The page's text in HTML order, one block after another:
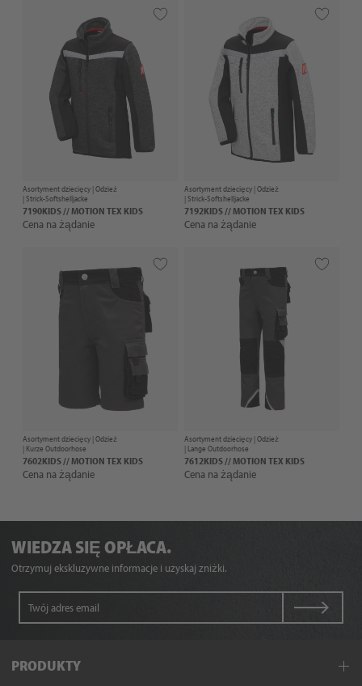
Asortyment dziecięcy |Odzież
| Strick-Softshelljacke
7190KIDS // MOTION TEX KIDS
Cena na żądanie
Asortyment dziecięcy |Odzież
| Strick-Softshelljacke
7192KIDS // MOTION TEX KIDS
Cena na żądanie
Asortyment dziecięcy |Odzież
| Kurze Outdoorhose
7602KIDS // MOTION TEX KIDS
Cena na żądanie
Asortyment dziecięcy |Odzież
| Lange Outdoorhose
7612KIDS // MOTION TEX KIDS
Cena na żądanie
WIEDZA SIĘ OPŁACA.
Otrzymuj ekskluzywne informacje i uzyskaj zniżki.
PRODUKTY